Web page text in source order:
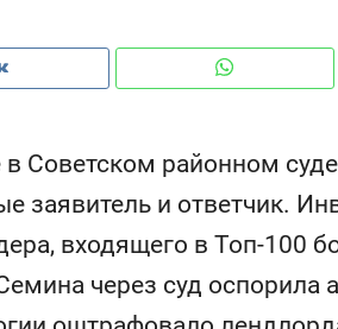
в Советском районном
заявитель и ответчик.
входящего в Топ-100
через суд оспорила
ГРУПП» и ВТБ
оазис жилого
под Казанью
ID